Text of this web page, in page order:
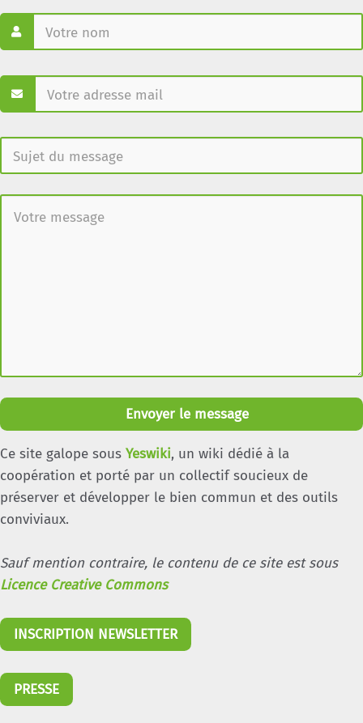
Envoyer le message
Ce site galope sous Yeswiki, un wiki dédié à la
coopération et porté par un collectif soucieux de
préserver et développer le bien commun et des outils
conviviaux.
Sauf mention contraire, le contenu de ce site est sous
Licence Creative Commons
INSCRIPTION NEWSLETTER
PRESSE